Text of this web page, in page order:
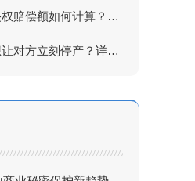
商业秘密侵权赔偿额如何计算？昆山律师教你争取最高赔偿
发现侵权想让对方立刻停产？详解商业秘密“诉前禁令”申请